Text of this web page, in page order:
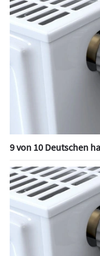
9 von 10 Deutschen